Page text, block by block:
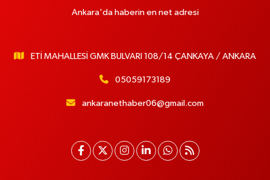
Ankara'da haberin en net adresi
ETİ MAHALLESİ GMK BULVARI 108/14 ÇANKAYA / ANKARA
05059173189
ankaranethaber06@gmail.com